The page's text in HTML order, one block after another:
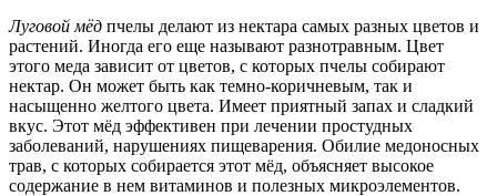
Луговой мёд пчелы делают из нектара самых разных цветов и
растений. Иногда его еще называют разнотравным. Цвет
этого меда зависит от цветов, с которых пчелы собирают
нектар. Он может быть как темно-коричневым, так и
насыщенно желтого цвета. Имеет приятный запах и сладкий
вкус. Этот мёд эффективен при лечении простудных
заболеваний, нарушениях пищеварения. Обилие медоносных
трав, с которых собирается этот мёд, объясняет высокое
содержание в нем витаминов и полезных микроэлементов.